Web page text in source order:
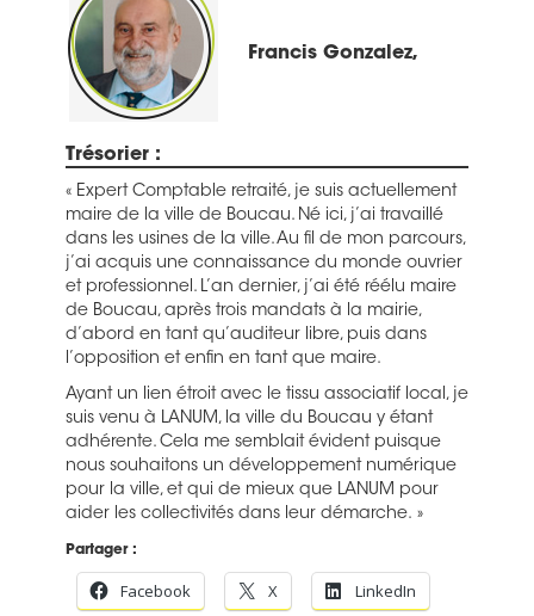
Francis Gonzalez,
Trésorier :
« Expert Comptable retraité, je suis actuellement
maire de la ville de Boucau. Né ici, j’ai travaillé
dans les usines de la ville. Au fil de mon parcours,
j’ai acquis une connaissance du monde ouvrier
et professionnel. L’an dernier, j’ai été réélu maire
de Boucau, après trois mandats à la mairie,
d’abord en tant qu’auditeur libre, puis dans
l’opposition et enfin en tant que maire.
Ayant un lien étroit avec le tissu associatif local, je
suis venu à LANUM, la ville du Boucau y étant
adhérente. Cela me semblait évident puisque
nous souhaitons un développement numérique
pour la ville, et qui de mieux que LANUM pour
aider les collectivités dans leur démarche. »
Partager :
Facebook X LinkedIn